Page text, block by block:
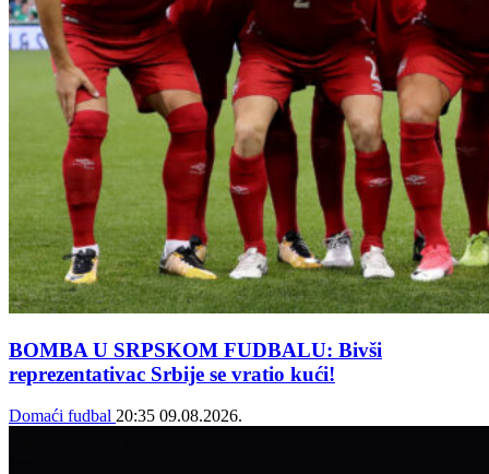
BOMBA U SRPSKOM FUDBALU: Bivši
reprezentativac Srbije se vratio kući!
Domaći fudbal 20:35 09.08.2026.